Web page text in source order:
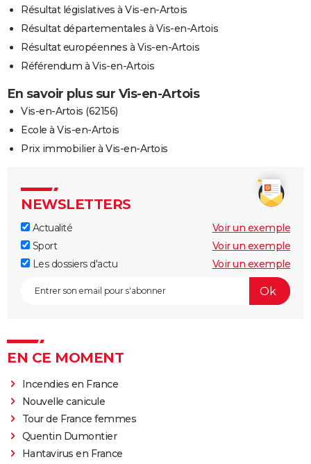
Résultat législatives à Vis-en-Artois
Résultat départementales à Vis-en-Artois
Résultat européennes à Vis-en-Artois
Référendum à Vis-en-Artois
En savoir plus sur Vis-en-Artois
Vis-en-Artois (62156)
Ecole à Vis-en-Artois
Prix immobilier à Vis-en-Artois
NEWSLETTERS
Actualité
Voir un exemple
Sport
Voir un exemple
Les dossiers d'actu
Voir un exemple
EN CE MOMENT
Incendies en France
Nouvelle canicule
Tour de France femmes
Quentin Dumontier
Hantavirus en France